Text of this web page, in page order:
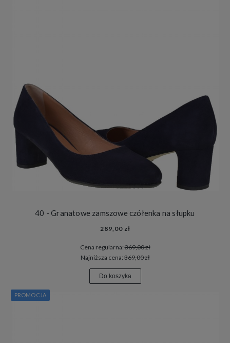
40 - Granatowe zamszowe czółenka na słupku
289,00 zł
Cena regularna:369,00 zł
Najniższa cena:369,00 zł
Do koszyka
PROMOCJA